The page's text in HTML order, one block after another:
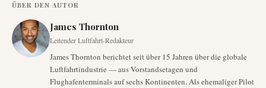
ÜBER DEN AUTOR
James Thornton
Leitender Luftfahrt-Redakteur
James Thornton berichtet seit über 15 Jahren über die globale
Luftfahrtindustrie — aus Vorstandsetagen und
Flughafenterminals auf sechs Kontinenten. Als ehemaliger Pilot